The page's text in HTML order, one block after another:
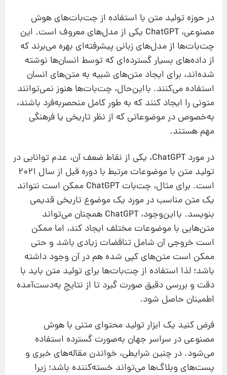
در حوزه‌ تولید متن با استفاده از چت‌بات‌های هوش
مصنوعی، ChatGPT یکی از مدل‌های معروف است. این
چت‌بات‌ها از مدل‌های زبانی پیشرفته‌ای بهره می‌برند که
از داده‌های بسیار گسترده‌ای که توسط انسان‌ها نوشته
شده‌اند، برای ایجاد متن‌های شبیه به متن‌های انسان
استفاده می‌کنند. بااین‌حال، چت‌بات‌ها هنوز نمی‌توانند
متونی را ایجاد کنند که به طور کامل منحصربه‌فرد باشند،
به‌خصوص در موضوعاتی که از نظر تاریخی یا فرهنگی
مهم هستند.
در مورد ChatGPT، یکی از نقاط ضعف آن، عدم توانایی در
تولید متن با موضوعات مرتبط با دوره‌ قبل از سال ۲۰۲۱
است. برای مثال، چت‌بات ChatGPT ممکن است نتواند
یک متن مناسب در مورد یک موضوع تاریخی قدیمی
بنویسد. بااین‌وجود، ChatGPT همچنان می‌تواند
متن‌هایی با موضوعات مختلف ایجاد کند، اما ممکن
است خروجی آن شامل تناقضات زیادی باشد و حتی
ممکن است متن‌های کپی شده هم در آن وجود داشته
باشد؛ لذا استفاده از چت‌بات‌ها برای تولید متن باید با
دقت و بررسی دقیق صورت گیرد تا از نتایج به‌دست‌آمده
اطمینان حاصل شود.
فرض کنید یک ابزار تولید محتوای متنی با هوش
مصنوعی در سراسر جهان به‌صورت گسترده استفاده
می‌شود. در چنین شرایطی، خواندن مقاله‌های خبری و
پست‌های وبلاگ‌ها می‌تواند خسته‌کننده باشد؛ زیرا